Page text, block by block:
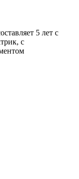
5 лет с
с